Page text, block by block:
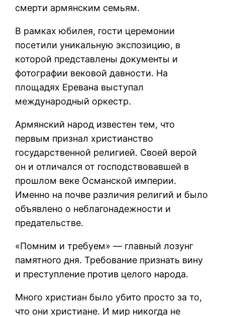
смерти армянским семьям.
В рамках юбилея, гости церемонии
посетили уникальную экспозицию, в
которой представлены документы и
фотографии вековой давности. На
площадях Еревана выступал
международный оркестр.
Армянский народ известен тем, что
первым признал христианство
государственной религией. Своей верой
он и отличался от господствовавшей в
прошлом веке Османской империи.
Именно на почве различия религий и было
объявлено о неблагонадежности и
предательстве.
«Помним и требуем» — главный лозунг
памятного дня. Требование признать вину
и преступление против целого народа.
Много христиан было убито просто за то,
что они христиане. И мир никогда не